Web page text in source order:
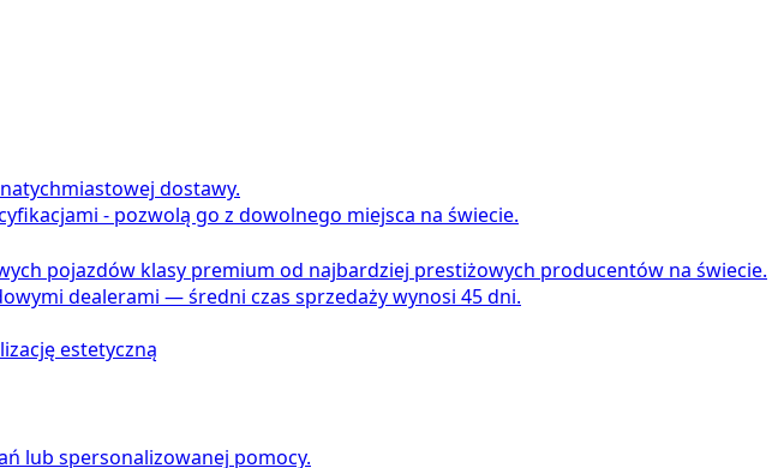
dostawy.
- pozwolą go z dowolnego miejsca na świecie.
pojazdów klasy premium od najbardziej prestiżowych producentów na świecie.
dealerami — średni czas sprzedaży wynosi 45 dni.
estetyczną
lub spersonalizowanej pomocy.